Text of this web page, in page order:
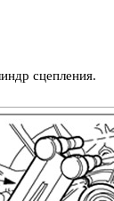
сцепления.